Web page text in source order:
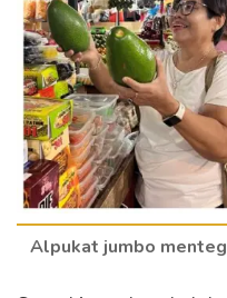
Alpukat jumbo